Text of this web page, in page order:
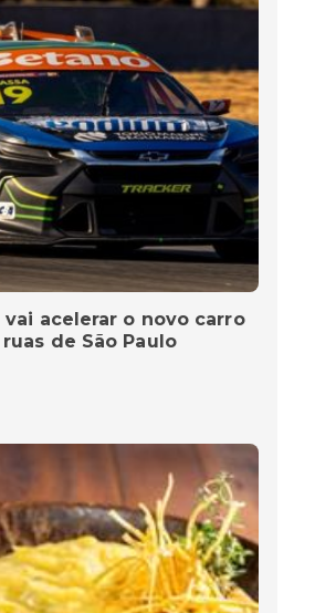
vai acelerar o novo carro
de São Paulo